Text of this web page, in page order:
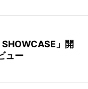
」開
ュー